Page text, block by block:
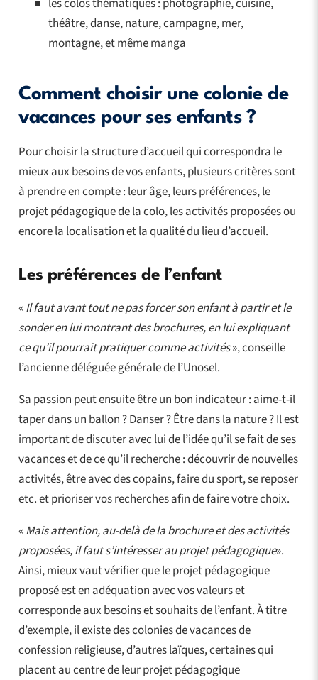
théâtre, danse, nature, campagne, mer,
montagne, et même manga
Comment choisir une colonie de
vacances pour ses enfants ?
Pour choisir la structure d’accueil qui correspondra le
mieux aux besoins de vos enfants, plusieurs critères sont
à prendre en compte : leur âge, leurs préférences, le
projet pédagogique de la colo, les activités proposées ou
encore la localisation et la qualité du lieu d’accueil.
Les préférences de l’enfant
«Il faut avant tout ne pas forcer son enfant à partir et le
sonder en lui montrant des brochures, en lui expliquant
ce qu’il pourrait pratiquer comme activités», conseille
l’ancienne déléguée générale de l’Unosel.
Sa passion peut ensuite être un bon indicateur : aime-t-il
taper dans un ballon ? Danser ? Être dans la nature ? Il est
important de discuter avec lui de l’idée qu’il se fait de ses
vacances et de ce qu’il recherche : découvrir de nouvelles
activités, être avec des copains, faire du sport, se reposer
etc. et prioriser vos recherches afin de faire votre choix.
«Mais attention, au-delà de la brochure et des activités
proposées, il faut s’intéresser au projet pédagogique».
Ainsi, mieux vaut vérifier que le projet pédagogique
proposé est en adéquation avec vos valeurs et
corresponde aux besoins et souhaits de l’enfant. À titre
d’exemple, il existe des colonies de vacances de
confession religieuse, d’autres laïques, certaines qui
placent au centre de leur projet pédagogique